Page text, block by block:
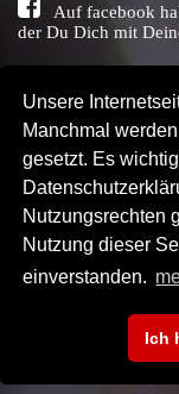
Unsere
Manchmal
gesetzt. Es
Nutzungsrechten
Nutzung dieser
einverstanden.
Ich
Auf facebook
der Du Dich mit
Copyright © Audio
SENDEPLATZ↗